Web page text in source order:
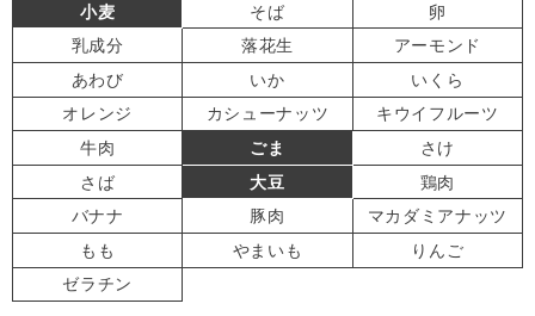
小麦
そば
卵
乳成分
落花生
アーモンド
あわび
いか
いくら
オレンジ
カシューナッツ
キウイフルーツ
牛肉
ごま
さけ
さば
大豆
鶏肉
バナナ
豚肉
マカダミアナッツ
もも
やまいも
りんご
ゼラチン